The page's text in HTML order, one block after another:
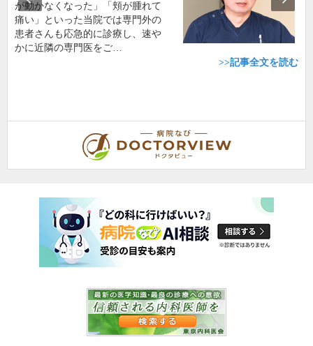
が動かなくなった」「頬が腫れて
痛い」といった当院では専門外の
患者さんも応急的に診療し、速や
かに近隣の専門医をご…
>>記事全文を読む